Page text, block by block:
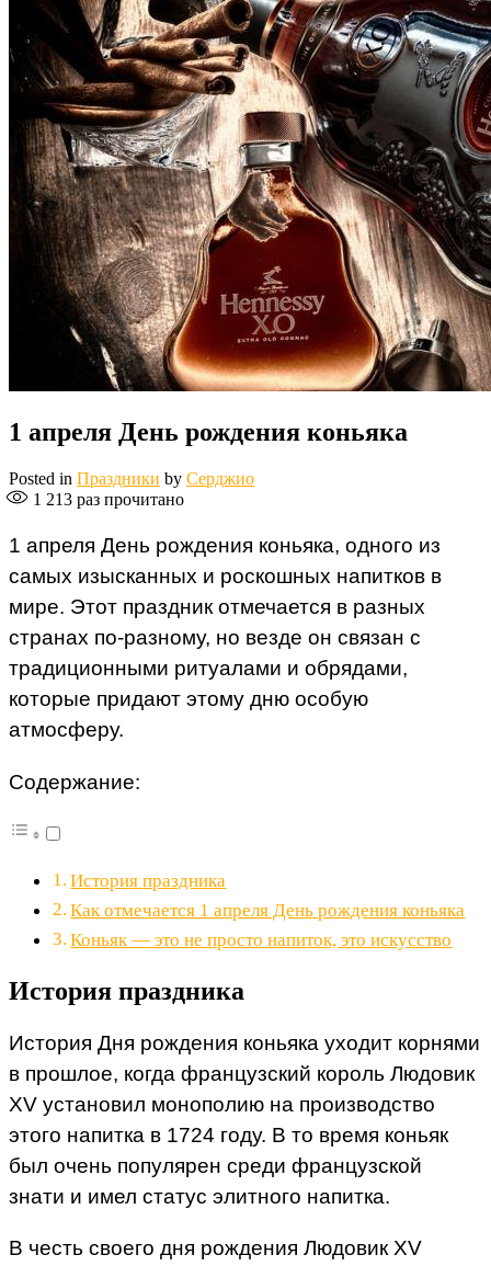
1 апреля День рождения коньяка
Posted in Праздники by Серджио
1 213 раз прочитано
1 апреля День рождения коньяка, одного из
самых изысканных и роскошных напитков в
мире. Этот праздник отмечается в разных
странах по-разному, но везде он связан с
традиционными ритуалами и обрядами,
которые придают этому дню особую
атмосферу.
Содержание:
История праздника
Как отмечается 1 апреля День рождения коньяка
Коньяк — это не просто напиток, это искусство
История праздника
История Дня рождения коньяка уходит корнями
в прошлое, когда французский король Людовик
XV установил монополию на производство
этого напитка в 1724 году. В то время коньяк
был очень популярен среди французской
знати и имел статус элитного напитка.
В честь своего дня рождения Людовик XV